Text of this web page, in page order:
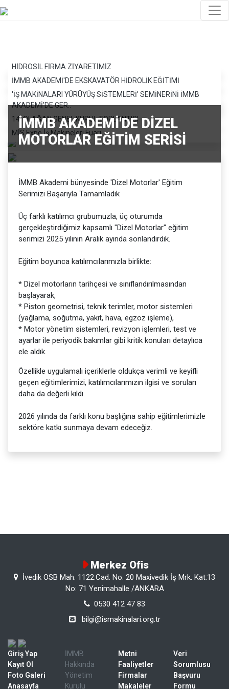
HİDROSİL FİRMA ZİYARETİMİZ
İMMB AKADEMİ'DE EKSKAVATÖR HİDROLİK EĞİTİMİ
'İŞ MAKİNALARI YÜRÜYÜŞ SİSTEMLERİ' SEMİNERİNİ İMMB
AKADEMİ'DE GER..
14. OLAĞAN GENEL KURUL TOPLANTISI
MİS Expo İş Makineleri Fuarı
İMMB AKADEMİ'DE DİZEL
MOTORLAR EĞİTİM SERİSİ
İMMB Akademi bünyesinde 'Dizel Motorlar' Eğitim
Serimizi Başarıyla Tamamladık
Üç farklı katılımcı grubumuzla, üç oturumda
gerçekleştirdiğimiz kapsamlı "Dizel Motorlar" eğitim
serimizi 2025 yılının Aralık ayında sonlandırdık.
Eğitim boyunca katılımcılarımızla birlikte:
* Dizel motorların tarihçesi ve sınıflandırılmasından
başlayarak,
* Piston geometrisi, teknik terimler, motor sistemleri
(yağlama, soğutma, yakıt, hava, egzoz işleme),
* Motor yönetim sistemleri, revizyon işlemleri, test ve
ayarlar ile periyodik bakımlar gibi kritik konuları detaylıca
ele aldık.
Özellikle uygulamalı içeriklerle oldukça verimli ve keyifli
geçen eğitimlerimizi, katılımcılarımızın ilgisi ve soruları
daha da değerli kıldı.
2026 yılında da farklı konu başlığına sahip eğitimlerimizle
sektöre katkı sunmaya devam edeceğiz.
Merkez Ofis
İvedik OSB Mah. 1122.Cad. No: 20 Maxivedik İş Mrk. Kat:13
No: 71 Yenimahalle /ANKARA
0530 412 47 83
bilgi@ismakinalari.org.tr
Giriş Yap
Kayıt Ol
Foto Galeri
Anasayfa
İMMB
Hakkında
Yönetim
Kurulu
Metni
Faaliyetler
Firmalar
Makaleler
Veri
Sorumlusu
Başvuru
Formu